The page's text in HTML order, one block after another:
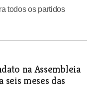
todos os partidos
na Assembleia
meses das